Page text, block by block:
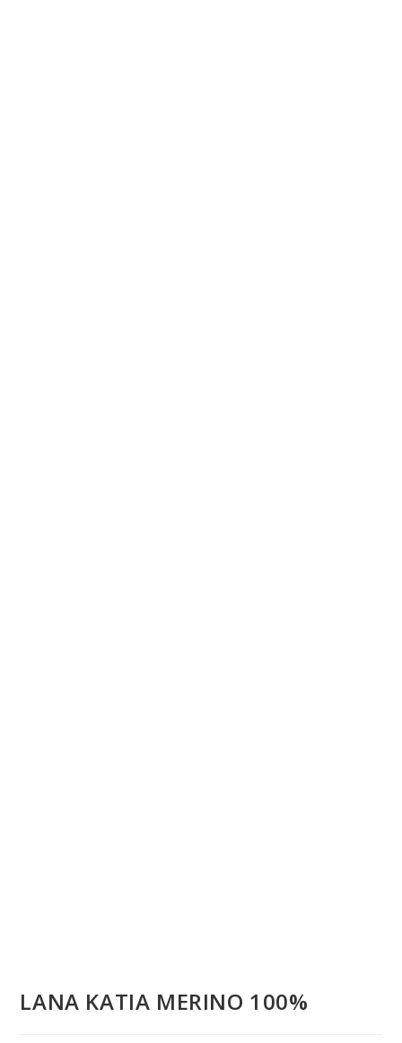
LANA KATIA MERINO 100%